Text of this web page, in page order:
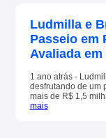
Ludmilla e
Passeio em
Avaliada em
1 ano atrás -
desfrutando de um
mais de R$ 1,5
mais